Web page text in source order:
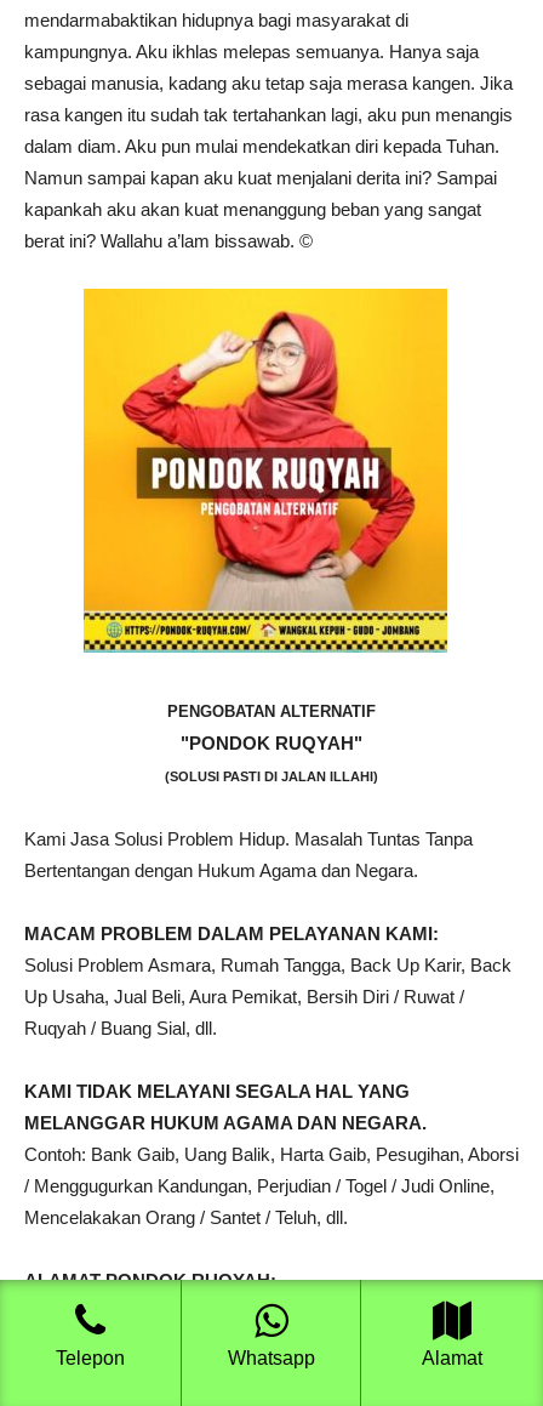
mendarmabaktikan hidupnya bagi masyarakat di
kampungnya. Aku ikhlas melepas semuanya. Hanya saja
sebagai manusia, kadang aku tetap saja merasa kangen. Jika
rasa kangen itu sudah tak tertahankan lagi, aku pun menangis
dalam diam. Aku pun mulai mendekatkan diri kepada Tuhan.
Namun sampai kapan aku kuat menjalani derita ini? Sampai
kapankah aku akan kuat menanggung beban yang sangat
berat ini? Wallahu a’lam bissawab. ©️
PENGOBATAN ALTERNATIF
"PONDOK RUQYAH"
(SOLUSI PASTI DI JALAN ILLAHI)
Kami Jasa Solusi Problem Hidup. Masalah Tuntas Tanpa
Bertentangan dengan Hukum Agama dan Negara.
MACAM PROBLEM DALAM PELAYANAN KAMI:
Solusi Problem Asmara, Rumah Tangga, Back Up Karir, Back
Up Usaha, Jual Beli, Aura Pemikat, Bersih Diri / Ruwat /
Ruqyah / Buang Sial, dll.
KAMI TIDAK MELAYANI SEGALA HAL YANG
MELANGGAR HUKUM AGAMA DAN NEGARA.
Contoh: Bank Gaib, Uang Balik, Harta Gaib, Pesugihan, Aborsi
/ Menggugurkan Kandungan, Perjudian / Togel / Judi Online,
Mencelakakan Orang / Santet / Teluh, dll.
ALAMAT PONDOK RUQYAH:
Dusun Kasemen, No.50, RT.05, RW.03, Desa Wangkalkepuh,
Kecamatan Gudo, Kabupaten Jombang, Jawa Timur. Kodepos
Telepon Whatsapp Alamat